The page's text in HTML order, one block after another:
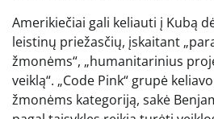
Amerikiečiai gali keliauti į Kubą
leistinų priežasčių, įskaitant
žmonėms“, „humanitarinius
veiklą“. „Code Pink“ grupė
žmonėms kategoriją, sakė